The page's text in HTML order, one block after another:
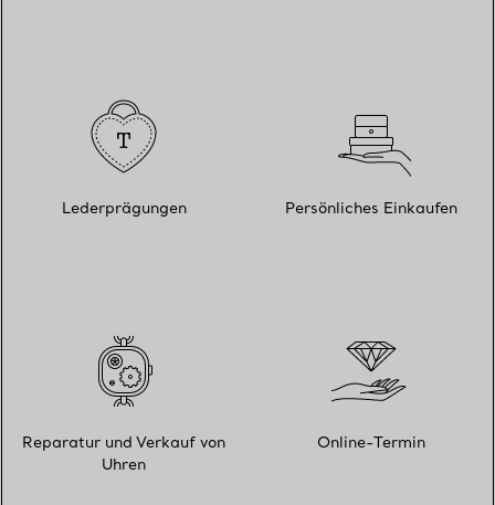
Lederprägungen Persönliches Einkaufen
Reparatur und Verkauf von
Uhren
Online-Termin